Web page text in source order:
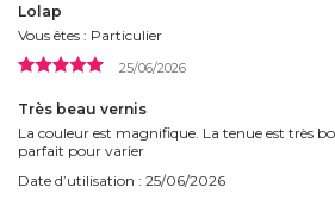
Lolap
Vous êtes : Particulier
25/06/2026
Très beau vernis
La couleur est magnifique. La tenue est très
parfait pour varier
Date d’utilisation : 25/06/2026